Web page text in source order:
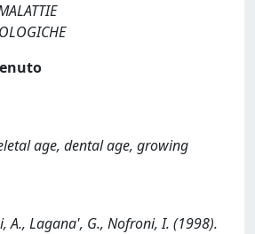
age, dental age, growing
A., Lagana', G., Nofroni, I. (1998).